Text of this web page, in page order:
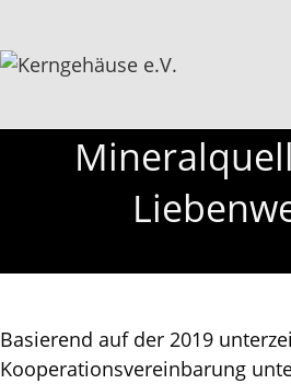
Basierend auf der 2019
Kooperationsvereinbarung